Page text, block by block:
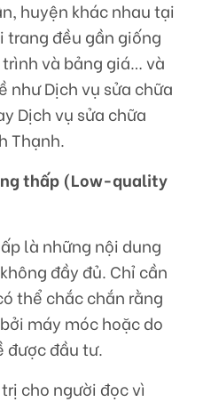
huyện khác nhau tại
trang đều gần giống
và bảng giá… và
như Dịch vụ sửa chữa
Dịch vụ sửa chữa
Thạnh.
thấp (Low-quality
là những nội dung
đầy đủ. Chỉ cần
thể chắc chắn rằng
máy móc hoặc do
được đầu tư.
cho người đọc vì